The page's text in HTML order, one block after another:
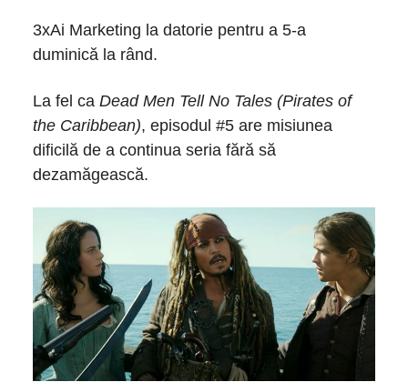
3xAi Marketing la datorie pentru a 5-a
duminică la rând.
La fel ca Dead Men Tell No Tales (Pirates of
the Caribbean), episodul #5 are misiunea
dificilă de a continua seria fără să
dezamăgească.